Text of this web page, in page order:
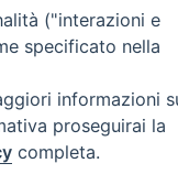
("interazioni e
specificato nella
informazioni
proseguirai la
completa.